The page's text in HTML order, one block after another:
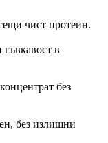
чист протеин.
в
без
без излишни